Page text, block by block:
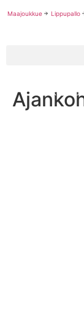
Maajoukkue Lippupallo